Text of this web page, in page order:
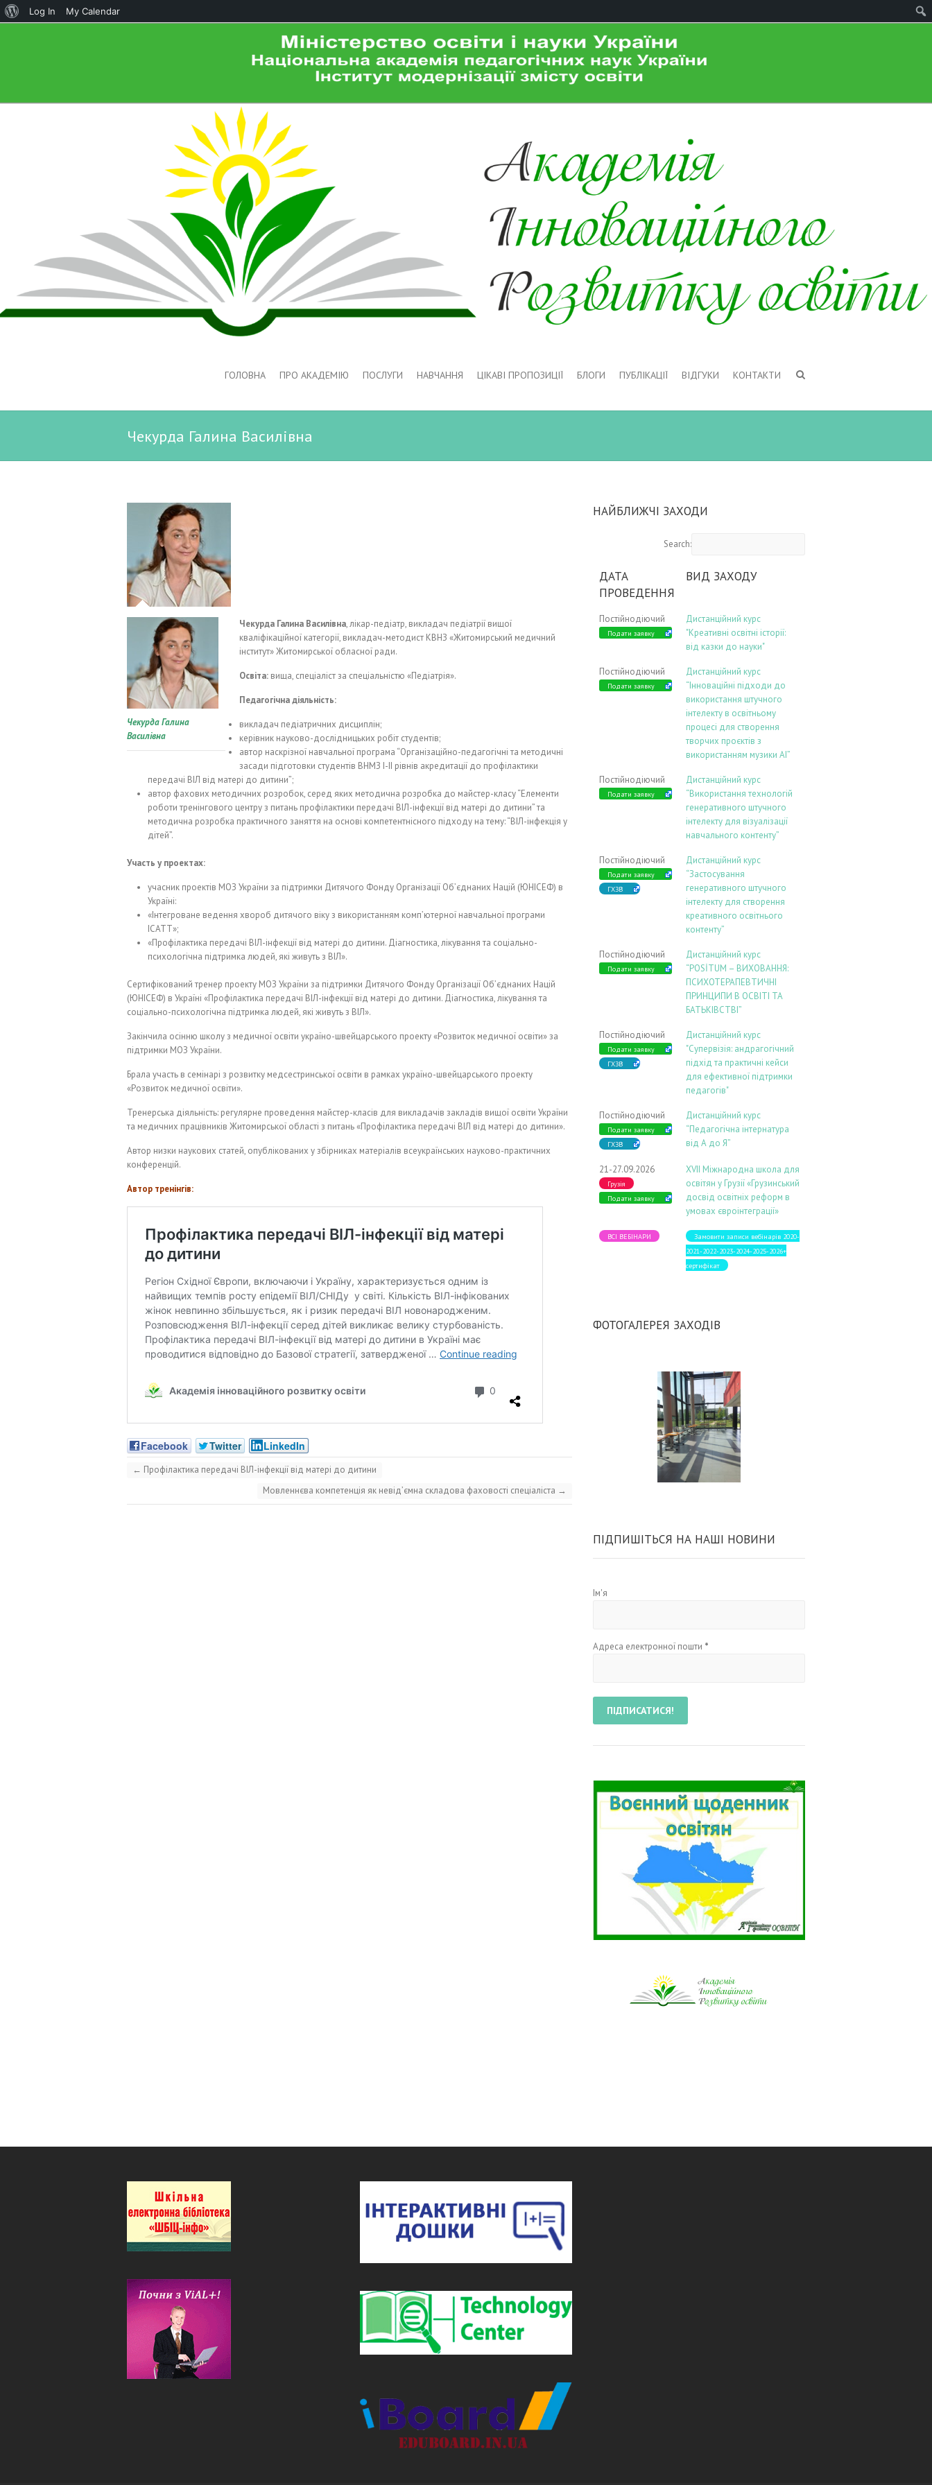
ГОЛОВНА ПРО АКАДЕМІЮ ПОСЛУГИ НАВЧАННЯ ЦІКАВІ ПРОПОЗИЦІЇ БЛОГИ ПУБЛІКАЦІЇ ВІДГУКИ КОНТАКТИ
Чекурда Галина Василівна
Чекурда Галина
Василівна
Чекурда Галина Василівна, лікар-педіатр, викладач педіатрії вищої
кваліфікаційної категорії, викладач-методист КВНЗ «Житомирський медичний
інститут» Житомирської обласної ради.
Освіта: вища, спеціаліст за спеціальністю «Педіатрія».
Педагогічна діяльність:
викладач педіатричних дисциплін;
керівник науково-дослідницьких робіт студентів;
автор наскрізної навчальної програма “Організаційно-педагогічні та методичні
засади підготовки студентів ВНМЗ І-ІІ рівнів акредитації до профілактики
передачі ВІЛ від матері до дитини”;
автор фахових методичних розробок, серед яких методична розробка до майстер-класу “Елементи
роботи тренінгового центру з питань профілактики передачі ВІЛ-інфекції від матері до дитини” та
методична розробка практичного заняття на основі компетентнісного підходу на тему: “ВІЛ-інфекція у
дітей”.
Участь у проектах:
учасник проектів МОЗ України за підтримки Дитячого Фонду Організації Об’єднаних Націй (ЮНІСЕФ) в
Україні:
«Інтегроване ведення хвороб дитячого віку з використанням комп’ютерної навчальної програми
ІСАТТ»;
«Профілактика передачі ВІЛ-інфекції від матері до дитини. Діагностика, лікування та соціально-
психологічна підтримка людей, які живуть з ВІЛ».
Сертифікований тренер проекту МОЗ України за підтримки Дитячого Фонду Організації Об’єднаних Націй
(ЮНІСЕФ) в Україні «Профілактика передачі ВІЛ-інфекції від матері до дитини. Діагностика, лікування та
соціально-психологічна підтримка людей, які живуть з ВІЛ».
Закінчила осінню школу з медичної освіти україно-швейцарського проекту «Розвиток медичної освіти» за
підтримки МОЗ України.
Брала участь в семінарі з розвитку медсестринської освіти в рамках україно-швейцарського проекту
«Розвиток медичної освіти».
Тренерська діяльність: регулярне проведення майстер-класів для викладачів закладів вищої освіти України
та медичних працівників Житомирської області з питань «Профілактика передачі ВІЛ від матері до дитини».
Автор низки наукових статей, опублікованих у збірниках матеріалів всеукраїнських науково-практичних
конференцій.
Автор тренінгів:
Facebook Twitter LinkedIn
← Профілактика передачі ВІЛ-інфекції від матері до дитини
Мовленнєва компетенція як невід’ємна складова фаховості спеціаліста →
НАЙБЛИЖЧІ ЗАХОДИ
Search:
ДАТА
ПРОВЕДЕННЯ
ВИД ЗАХОДУ
Постійнодіючий
Подати заявку
Дистанційний курс
"Креативні освітні історії:
від казки до науки"
Постійнодіючий
Подати заявку
Дистанційний курс
“Інноваційні підходи до
використання штучного
інтелекту в освітньому
процесі для створення
творчих проєктів з
використанням музики АІ”
Постійнодіючий
Подати заявку
Дистанційний курс
“Використання технологій
генеративного штучного
інтелекту для візуалізації
навчального контенту”
Постійнодіючий
Подати заявку
ГХЗВ
Дистанційний курс
“Застосування
генеративного штучного
інтелекту для створення
креативного освітнього
контенту”
Постійнодіючий
Подати заявку
Дистанційний курс
“POSİTUM – ВИХОВАННЯ:
ПСИХОТЕРАПЕВТИЧНІ
ПРИНЦИПИ В ОСВІТІ ТА
БАТЬКІВСТВІ”
Постійнодіючий
Подати заявку
ГХЗВ
Дистанційний курс
"Супервізія: андрагогічний
підхід та практичні кейси
для ефективної підтримки
педагогів"
Постійнодіючий
Подати заявку
ГХЗВ
Дистанційний курс
“Педагогічна інтернатура
від А до Я”
21-27.09.2026
Грузія
Подати заявку
ХVIІ Міжнародна школа для
освітян у Грузії «Грузинський
досвід освітніх реформ в
умовах євроінтеграції»
ВСІ ВЕБІНАРИ
Замовити записи вебінарів 2020-
2021-2022-2023-2024-2025-2026+
сертифікат
ФОТОГАЛЕРЕЯ ЗАХОДІВ
ПІДПИШІТЬСЯ НА НАШІ НОВИНИ
Ім'я
Адреса електронної пошти *
About
Log In My Calendar